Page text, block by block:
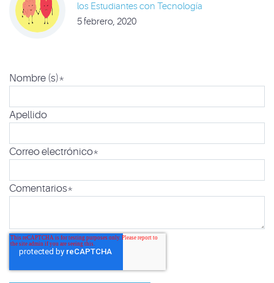
los Estudiantes con Tecnología
5 febrero, 2020
Nombre (s)*
Apellido
Correo electrónico*
Comentarios*